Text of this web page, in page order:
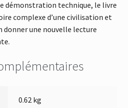
démonstration technique, le livre
complexe d’une civilisation et
donner une nouvelle lecture
0.62 kg